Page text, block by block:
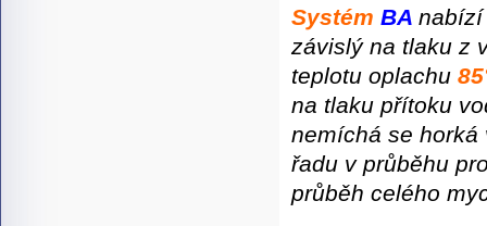
Systém BA nabízí
závislý na tlaku z
teplotu oplachu
na tlaku přítoku
nemíchá se horká
řadu v průběhu
průběh celého